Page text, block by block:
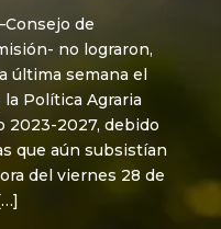
de
no lograron,
última semana el
Política Agraria
2023-2027, debido
que aún subsistían
del viernes 28 de